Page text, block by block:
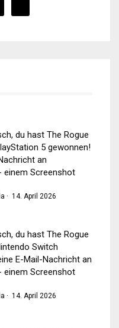
du hast The Rogue
5 gewonnen!
an
einem Screenshot
· 14. April 2026
du hast The Rogue
Switch
E-Mail-Nachricht an
einem Screenshot
· 14. April 2026